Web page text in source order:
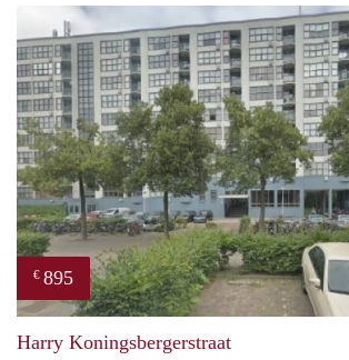
€ 895
Harry Koningsbergerstraat